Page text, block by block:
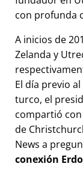
con profunda
A inicios de
Zelanda y
El día previo
turco, el
compartió
de
News a
conexión